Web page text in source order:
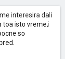
interesira dali
toa isto vreme,i
so